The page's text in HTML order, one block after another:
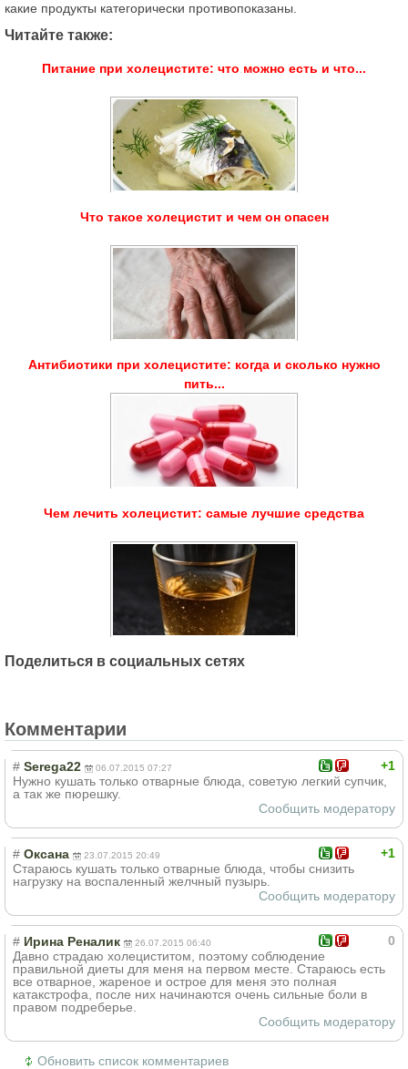
какие продукты категорически противопоказаны.
Читайте также:
Питание при холецистите: что можно есть и что...
Что такое холецистит и чем он опасен
Антибиотики при холецистите: когда и сколько нужно
пить...
Чем лечить холецистит: самые лучшие средства
Поделиться в социальных сетях
Комментарии
+1
# Serega22 06.07.2015 07:27
Нужно кушать только отварные блюда, советую легкий супчик,
а так же пюрешку.
Сообщить модератору
+1
# Оксана 23.07.2015 20:49
Стараюсь кушать только отварные блюда, чтобы снизить
нагрузку на воспаленный желчный пузырь.
Сообщить модератору
0
# Ирина Реналик 26.07.2015 06:40
Давно страдаю холециститом, поэтому соблюдение
правильной диеты для меня на первом месте. Стараюсь есть
все отварное, жареное и острое для меня это полная
катакстрофа, после них начинаются очень сильные боли в
правом подреберье.
Сообщить модератору
Обновить список комментариев